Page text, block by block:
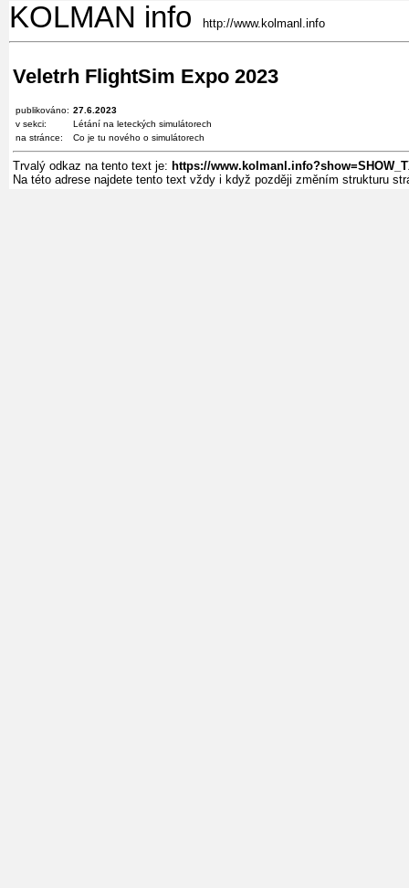
KOLMAN info http://www.kolmanl.info
Veletrh FlightSim Expo 2023
publikováno: 27.6.2023
v sekci:
Létání na leteckých simulátorech
na stránce:
Co je tu nového o simulátorech
Trvalý odkaz na tento text je: https://
Na této adrese najdete tento text vždy i když později změním strukturu